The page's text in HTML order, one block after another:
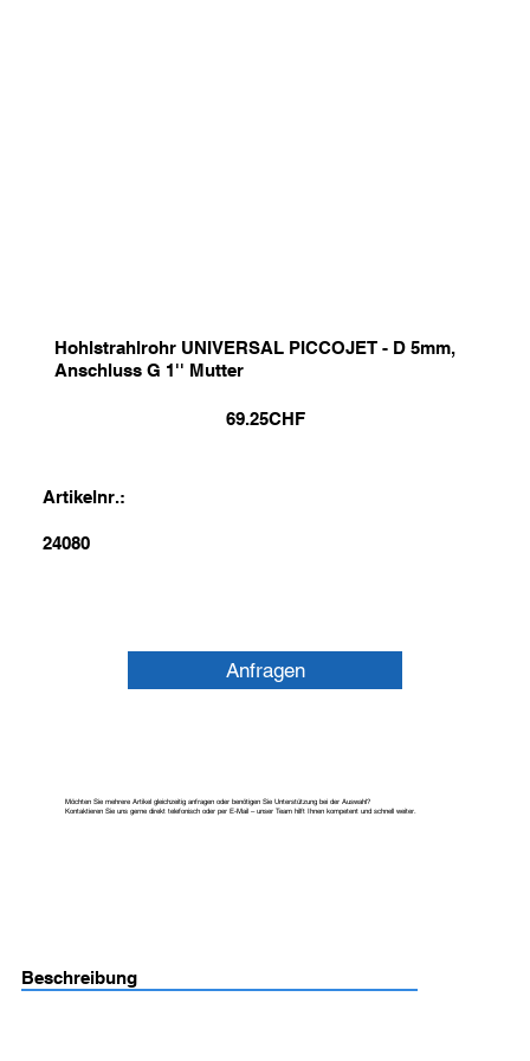
Hohlstrahlrohr UNIVERSAL PICCOJET - D 5mm,
Anschluss G 1'' Mutter
69.25CHF
Artikelnr.:
24080
Anfragen
Möchten Sie mehrere Artikel gleichzeitig anfragen oder benötigen Sie Unterstützung bei der Auswahl?
Kontaktieren Sie uns gerne direkt telefonisch oder per E-Mail – unser Team hilft Ihnen kompetent und schnell weiter.
Beschreibung